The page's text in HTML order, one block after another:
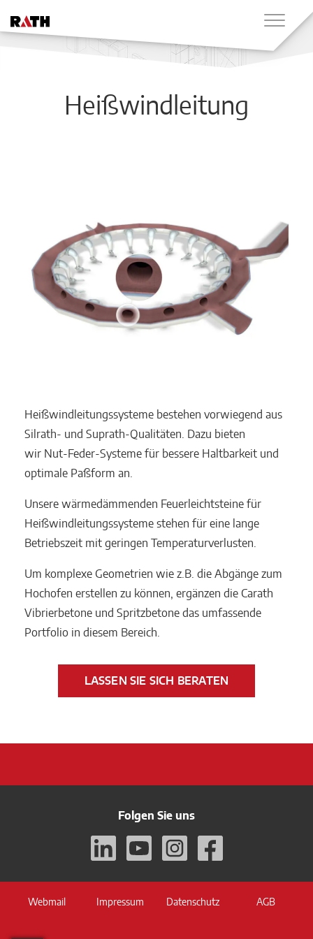
Heißwindleitung
Heißwindleitungssysteme bestehen vorwiegend aus
Silrath- und Suprath-Qualitäten. Dazu bieten
wir Nut-Feder-Systeme für bessere Haltbarkeit und
optimale Paßform an.
Unsere wärmedämmenden Feuerleichtsteine für
Heißwindleitungssysteme stehen für eine lange
Betriebszeit mit geringen Temperaturverlusten.
Um komplexe Geometrien wie z.B. die Abgänge zum
Hochofen erstellen zu können, ergänzen die Carath
Vibrierbetone und Spritzbetone das umfassende
Portfolio in diesem Bereich.
LASSEN SIE SICH BERATEN
Folgen Sie uns
Webmail Impressum Datenschutz AGB